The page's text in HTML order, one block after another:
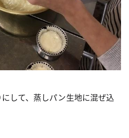
して、蒸しパン生地に混ぜ込